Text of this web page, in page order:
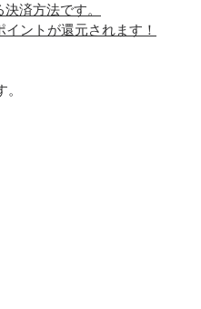
済方法です。
ントが還元されます！